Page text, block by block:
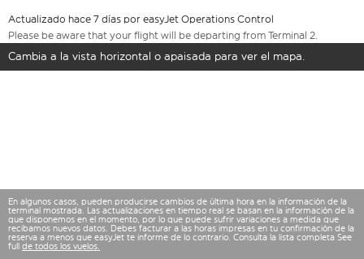
Actualizado hace 7 días por easyJet Operations Control
Please be aware that your flight will be departing from Terminal 2.
Cambia a la vista horizontal o apaisada para ver el mapa.
En algunos casos, pueden producirse cambios de última hora en la información de la
terminal mostrada. Las actualizaciones en tiempo real se basan en la información de la
que disponemos en el momento, por lo que puede sufrir variaciones a medida que
recibamos nuevos datos. Debes facturar a las horas impresas en tu confirmación de la
reserva a menos que easyJet te informe de lo contrario. Consulta la lista completa See
full de todos los vuelos.